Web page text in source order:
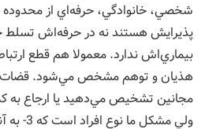
شخصي، خانوادگي، حرفه‌اي از
پذيرايش هستند نه در حرفه‌اش تسلط
بيماري‌اش ندارد. معمولا هم قطع
هذيان و توهم مشخص مي‌شود. قضات
مجانين تشخيص مي‌دهيد يا ارجاع
ولي مشكل